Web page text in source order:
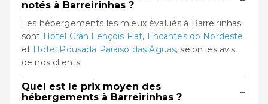
notés à Barreirinhas ?
Les hébergements les mieux évalués à Barreirinhas
sont Hotel Gran Lençóis Flat, Encantes do Nordeste
et Hotel Pousada Paraiso das Águas, selon les avis
de nos clients.
Quel est le prix moyen des
hébergements à Barreirinhas ?
−